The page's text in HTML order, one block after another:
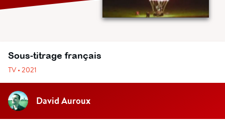
Sous-titrage français
TV • 2021
David Auroux